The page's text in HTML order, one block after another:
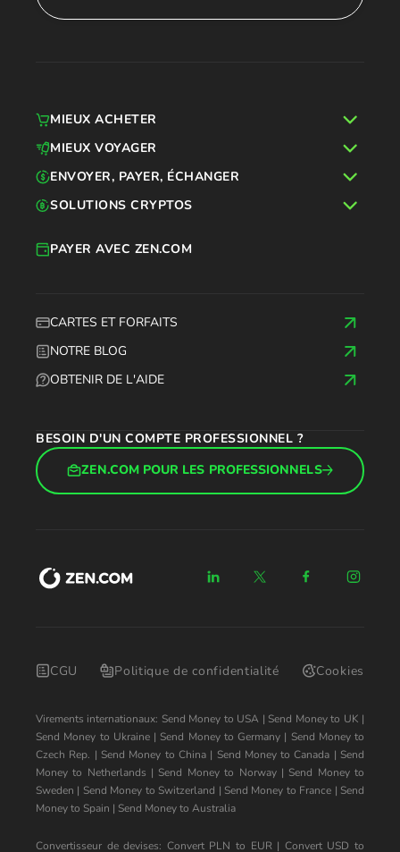
CARTES ET FORFAITS
NOTRE BLOG
OBTENIR DE L'AIDE
PAYER AVEC ZEN.COM
BESOIN D'UN COMPTE PROFESSIONNEL ?
ZEN.COM POUR LES PROFESSIONNELS
MIEUX ACHETER
MIEUX VOYAGER
ENVOYER, PAYER, ÉCHANGER
SOLUTIONS CRYPTOS
CGU Politique de confidentialité Cookies
Virements internationaux: Send Money to USA | Send Money to UK |
Send Money to Ukraine| Send Money to Germany | Send Money to
Czech Rep. | Send Money to China| Send Money to Canada | Send
Money to Netherlands | Send Money to Norway| Send Money to
Sweden | Send Money to Switzerland | Send Money to France | Send
Money to Spain | Send Money to Australia
Convertisseur de devises: Convert PLN to EUR| Convert USD to